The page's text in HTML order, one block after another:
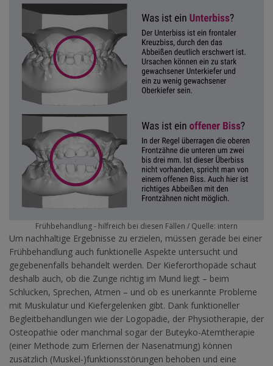
Frühbehandlung - hilfreich bei diesen Fällen / Quelle: intern
Um nachhaltige Ergebnisse zu erzielen, müssen gerade bei einer
Frühbehandlung auch funktionelle Aspekte untersucht und
gegebenenfalls behandelt werden. Der Kieferorthopäde schaut
deshalb auch, ob die Zunge richtig im Mund liegt – beim
Schlucken, Sprechen, Atmen – und ob es unerkannte Probleme
mit Muskulatur und Kiefergelenken gibt. Dank funktioneller
Begleitbehandlungen wie der Logopädie, der Physiotherapie, der
Osteopathie oder manchmal sogar der Buteyko-Atemtherapie
(einer Methode zum Erlernen der Nasenatmung) können
zusätzlich (Muskel-)funktionsstörungen behoben und eine